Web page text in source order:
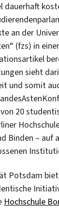
dauerhaft
an der
(fzs) in
sieht
und somit
von 20
Binden – auf
Potsdam
Hochschule